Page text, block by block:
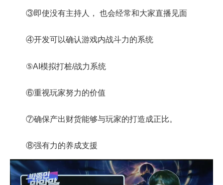
③即使没有主持人， 也会经常和大家直播见面
④开发可以确认游戏内战斗力的系统
⑤AI模拟打桩/战力系统
⑥重视玩家努力的价值
⑦确保产出财货能够与玩家的打造成正比。
⑧强有力的养成支援